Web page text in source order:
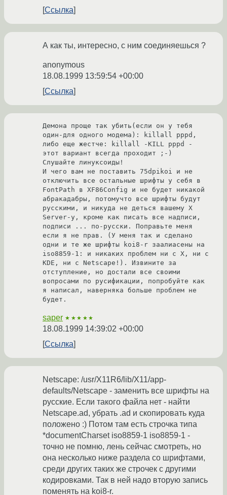
Ссылка
А как ты, интересно, с ним соединяешься ?
anonymous
18.08.1999 13:59:54 +00:00
Ссылка
Демона проще так убить(если он у тебя
один-для одного модема): killall pppd,
либо еще жестче: killall -KILL pppd -
этот вариант всегда проходит ;-)
Слушайте линуксоиды!
И чего вам не поставить 75dpikoi и не
отключить все остальные шрифты у себя в
FontPath в XF86Config и не будет никакой
абракадабры, потомучто все шрифты будут
русскими, и никуда не деться вашему X
Server-у, кроме как писать все надписи,
подписи ... по-русски. Поправьте меня
если я не прав. (У меня так и сделано
одни и те же шрифты koi8-r заалиасены на
iso8859-1: и никаких проблем ни с X, ни с
KDE, ни с Netscape!). Извините за
отступление, но достали все своими
вопросами по русификации, попробуйте как
я написал, наверняка больше проблем не
будет.
saper ★★★★★
18.08.1999 14:39:02 +00:00
Ссылка
Netscape: /usr/X11R6/lib/X11/app-
defaults/Netscape - заменить все шрифты на
русские. Если такого файла нет - найти
Netscape.ad, убрать .ad и скопировать куда
положено :) Потом там есть строчка типа
*documentCharset iso8859-1 iso8859-1 -
точно не помню, лень сейчас смотреть, но
она несколько ниже раздела со шрифтами,
среди других таких же строчек с другими
кодировками. Так в ней надо вторую запись
поменять на koi8-r.